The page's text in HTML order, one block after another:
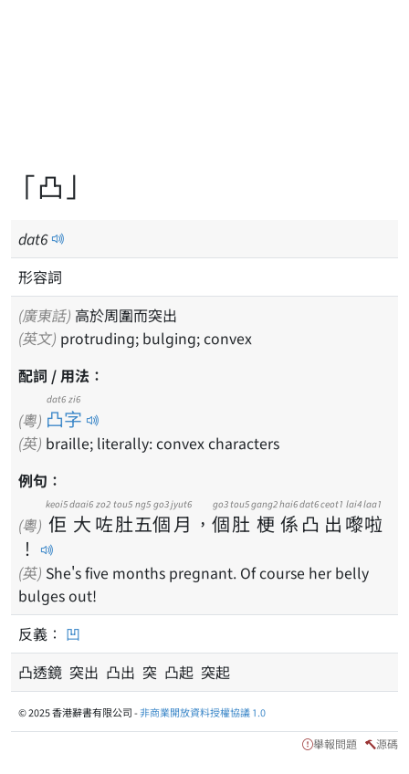
「凸」
dat6
形容詞
(廣東話) 高於周圍而突出
(英文) protruding; bulging; convex
配詞 / 用法：
(粵) 凸字
dat6 zi6
(英) braille; literally: convex characters
例句：
(粵) 佢
keoi5
大
daai6
咗
zo2
肚
tou5
五
ng5
個
go3
月
jyut6
， 個
go3
肚
tou5
梗
gang2
係
hai6
凸
dat6
出
ceot1
嚟
lai4
啦
laa1
！
(英) She's five months pregnant. Of course her belly
bulges out!
反義： 凹
凸透鏡 突出 凸出 突 凸起 突起
© 2025 香港辭書有限公司 -非商業開放資料授權協議 1.0
舉報問題 源碼